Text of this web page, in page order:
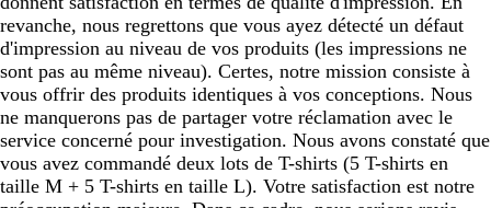
revanche, nous regrettons que vous ayez détecté un défaut
d'impression au niveau de vos produits (les impressions ne
sont pas au même niveau). Certes, notre mission consiste à
vous offrir des produits identiques à vos conceptions. Nous
ne manquerons pas de partager votre réclamation avec le
service concerné pour investigation. Nous avons constaté que
vous avez commandé deux lots de T-shirts (5 T-shirts en
taille M + 5 T-shirts en taille L). Votre satisfaction est notre